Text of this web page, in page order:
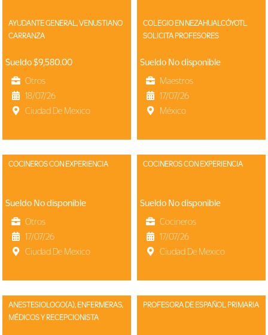
AYUDANTE GENERAL, VENUSTIANO
CARRANZA
Sueldo $9,580.00
Otros
18/07/26
Ciudad De Mexico
COLEGIO EN NEZAHUALCÓYOTL
SOLICITA PROFESORES
Sueldo No disponible
Maestros
17/07/26
México
COCINEROS CON EXPERIENCIA
Sueldo No disponible
Otros
17/07/26
Ciudad De Mexico
COCINEROS CON EXPERIENCIA
Sueldo No disponible
Cocineros
17/07/26
Ciudad De Mexico
ANESTESIOLOGO(A), ENFERMERAS,
MÉDICOS Y RECEPCIONISTA
PROFESORA DE ESPAÑOL PRIMARIA